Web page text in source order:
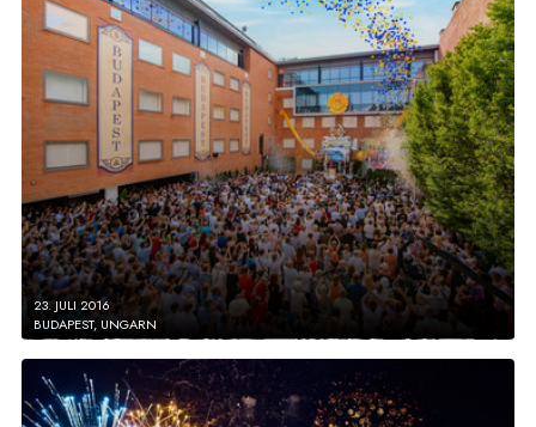
23. JULI 2016
BUDAPEST, UNGARN